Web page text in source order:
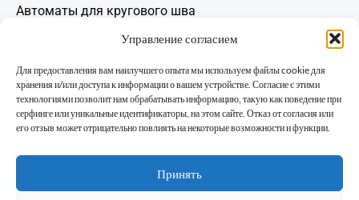
Управление согласием
Для предоставления вам наилучшего опыта мы используем файлы cookie для
хранения и/или доступа к информации о вашем устройстве. Согласие с этими
технологиями позволит нам обрабатывать информацию, такую как поведение при
серфинге или уникальные идентификаторы, на этом сайте. Отказ от согласия или
его отзыв может отрицательно повлиять на некоторые возможности и функции.
Принять
Автоматы для кругового шва
Вертельные столы и сварочные позиционеры
Вращатель цилиндров
Контакт
info@avp.si
+386 1 514 04 10
Cesta v Log 15,
1351 Брезовица при Любляне,
Словения